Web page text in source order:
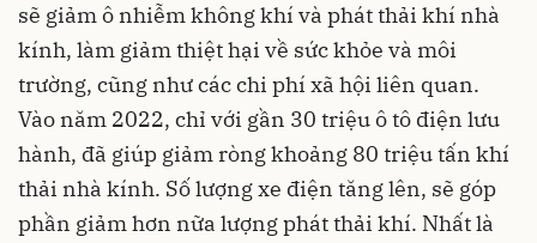
sẽ giảm ô nhiễm không khí và phát thải khí nhà
kính, làm giảm thiệt hại về sức khỏe và môi
trường, cũng như các chi phí xã hội liên quan.
Vào năm 2022, chỉ với gần 30 triệu ô tô điện lưu
hành, đã giúp giảm ròng khoảng 80 triệu tấn khí
thải nhà kính. Số lượng xe điện tăng lên, sẽ góp
phần giảm hơn nữa lượng phát thải khí. Nhất là